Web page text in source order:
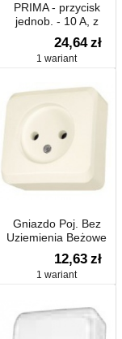
PRIMA - przycisk
jednob. - 10 A, z
podświetleniem,
symbol oświetlenia,
biały
24,64 zł
1 wariant
Gniazdo Poj. Bez
Uziemienia Beżowe
Prima
12,63 zł
1 wariant